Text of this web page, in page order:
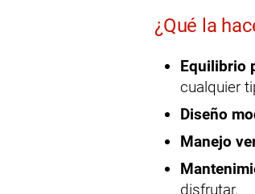
¿Qué la
Equilibrio
cualquier
Diseño
Manejo
disfrutar.